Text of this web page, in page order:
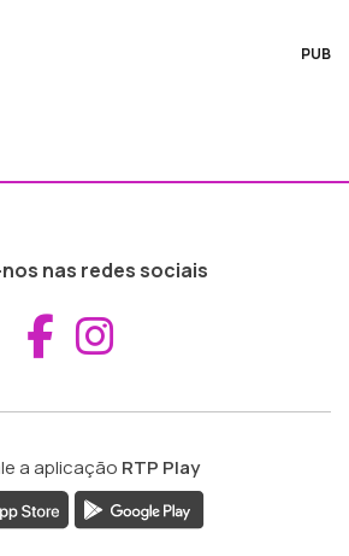
PUB
nas redes sociais
Aceder ao
a aplicação RTP Play